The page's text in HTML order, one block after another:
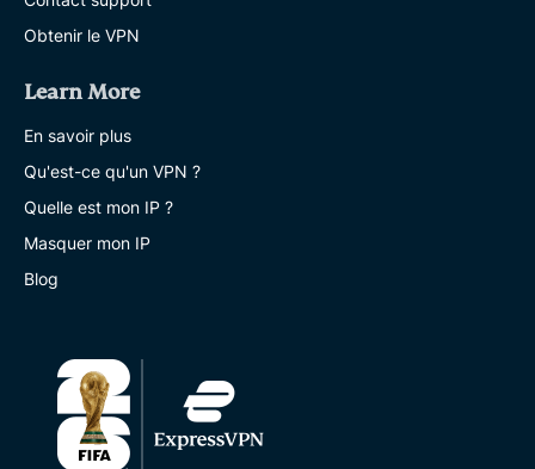
Obtenir le VPN
Learn More
En savoir plus
Qu'est-ce qu'un VPN ?
Quelle est mon IP ?
Masquer mon IP
Blog